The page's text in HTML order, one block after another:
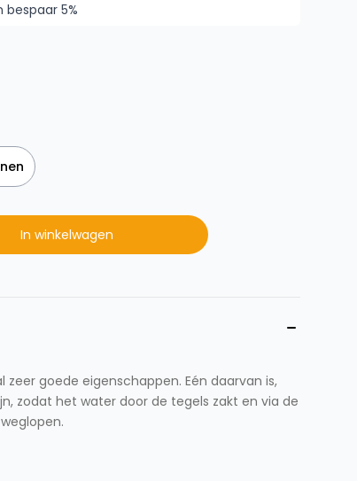
bespaar 5%
In winkelwagen
goede eigenschappen. Eén daarvan is,
zodat het water door de tegels zakt en via de